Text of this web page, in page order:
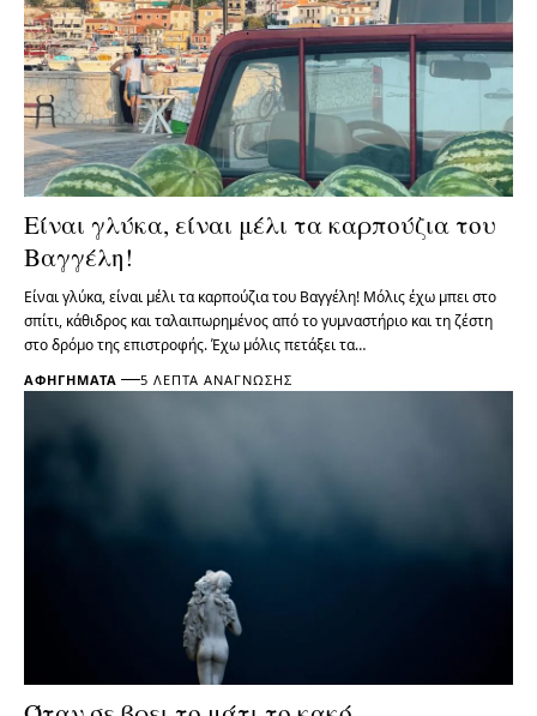
Είναι γλύκα, είναι μέλι τα καρπούζια του
Βαγγέλη!
Είναι γλύκα, είναι μέλι τα καρπούζια του Βαγγέλη! Μόλις έχω μπει στο
σπίτι, κάθιδρος και ταλαιπωρημένος από το γυμναστήριο και τη ζέστη
στο δρόμο της επιστροφής. Έχω μόλις πετάξει τα…
ΑΦΗΓΉΜΑΤΑ 5 ΛΕΠΤΆ ΑΝΆΓΝΩΣΗΣ